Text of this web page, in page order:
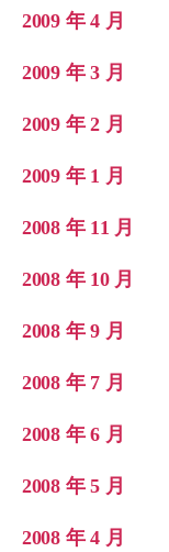
2009 年 4 月
2009 年 3 月
2009 年 2 月
2009 年 1 月
2008 年 11 月
2008 年 10 月
2008 年 9 月
2008 年 7 月
2008 年 6 月
2008 年 5 月
2008 年 4 月